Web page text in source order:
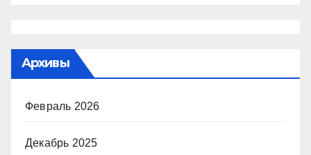
Архивы
Февраль 2026
Декабрь 2025